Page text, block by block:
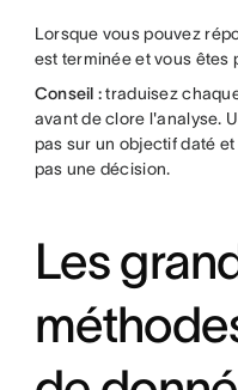
Lorsque vous pouvez
est terminée et vous êtes
Conseil :traduisez
avant de clore l'analyse.
pas sur un objectif daté
pas une décision.
Les